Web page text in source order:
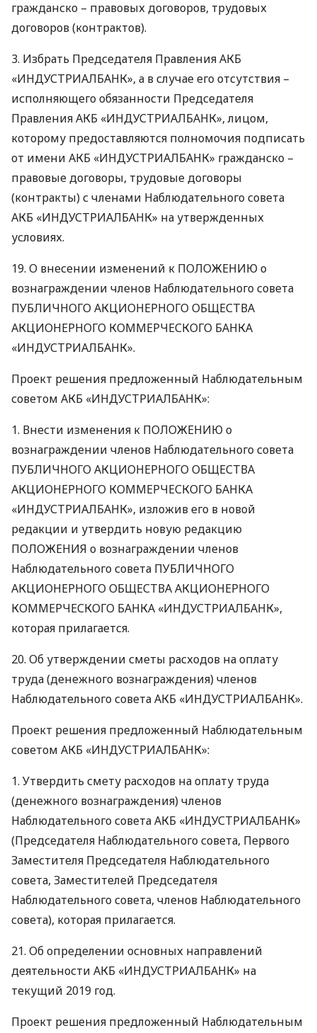
гражданско – правовых договоров, трудовых
договоров (контрактов).
3. Избрать Председателя ПравленияАКБ
«ИНДУСТРИАЛБАНК», а в случае его отсутствия –
исполняющего обязанности Председателя
ПравленияАКБ «ИНДУСТРИАЛБАНК», лицом,
которому предоставляются полномочия подписать
от имени АКБ «ИНДУСТРИАЛБАНК» гражданско –
правовые договоры, трудовые договоры
(контракты) с членами Наблюдательного совета
АКБ «ИНДУСТРИАЛБАНК» на утвержденных
условиях.
19. О внесении изменений к ПОЛОЖЕНИЮ о
вознаграждении членов Наблюдательного совета
ПУБЛИЧНОГО АКЦИОНЕРНОГО ОБЩЕСТВА
АКЦИОНЕРНОГО КОММЕРЧЕСКОГО БАНКА
«ИНДУСТРИАЛБАНК».
Проект решения предложенный Наблюдательным
советом АКБ «ИНДУСТРИАЛБАНК»:
1. Внести изменения к ПОЛОЖЕНИЮ о
вознаграждении членов Наблюдательного совета
ПУБЛИЧНОГО АКЦИОНЕРНОГО ОБЩЕСТВА
АКЦИОНЕРНОГО КОММЕРЧЕСКОГО БАНКА
«ИНДУСТРИАЛБАНК», изложив его в новой
редакции и утвердить новую редакцию
ПОЛОЖЕНИЯ о вознаграждении членов
Наблюдательного совета ПУБЛИЧНОГО
АКЦИОНЕРНОГО ОБЩЕСТВААКЦИОНЕРНОГО
КОММЕРЧЕСКОГО БАНКА «ИНДУСТРИАЛБАНК»,
которая прилагается.
20. Об утверждении сметы расходов на оплату
труда (денежного вознаграждения) членов
Наблюдательного советаАКБ «ИНДУСТРИАЛБАНК».
Проект решения предложенный Наблюдательным
советом АКБ «ИНДУСТРИАЛБАНК»:
1. Утвердить смету расходов на оплату труда
(денежного вознаграждения) членов
Наблюдательного советаАКБ «ИНДУСТРИАЛБАНК»
(Председателя Наблюдательного совета, Первого
Заместителя Председателя Наблюдательного
совета, Заместителей Председателя
Наблюдательного совета, членов Наблюдательного
совета), которая прилагается.
21. Об определении основных направлений
деятельности АКБ «ИНДУСТРИАЛБАНК» на
текущий 2019 год.
Проект решения предложенный Наблюдательным